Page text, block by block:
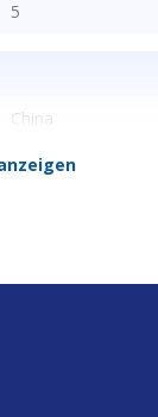
5
China